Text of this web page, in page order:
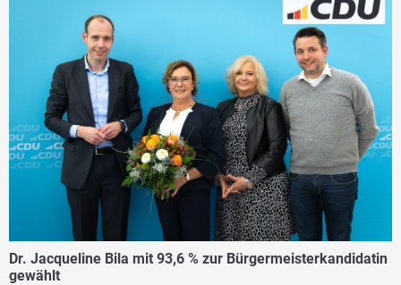
Dr. Jacqueline Bila mit 93,6 % zur Bürgermeisterkandidatin
gewählt